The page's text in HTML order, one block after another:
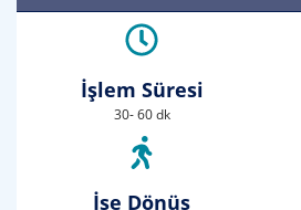
İşlem Süresi
30- 60 dk
İşe Dönüş